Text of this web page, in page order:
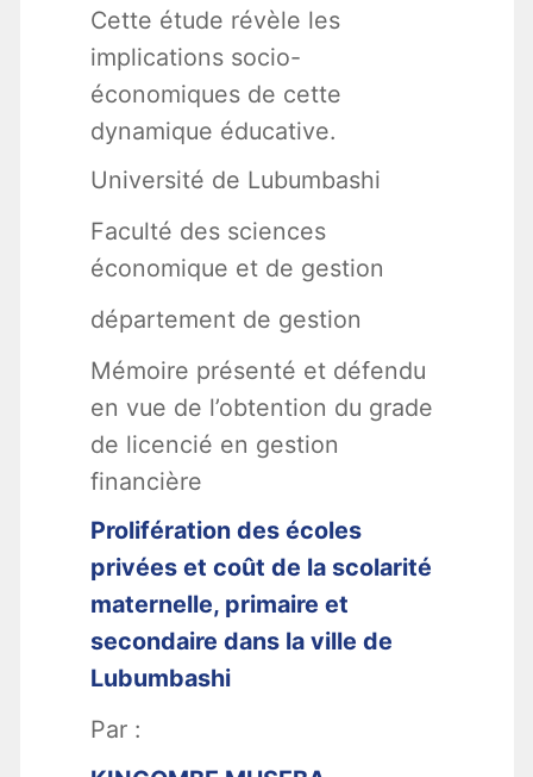
Cette étude révèle les
implications socio-
économiques de cette
dynamique éducative.
Université de Lubumbashi
Faculté des sciences
économique et de gestion
département de gestion
Mémoire présenté et défendu
en vue de l’obtention du grade
de licencié en gestion
financière
Prolifération des écoles
privées et coût de la scolarité
maternelle, primaire et
secondaire dans la ville de
Lubumbashi
Par :